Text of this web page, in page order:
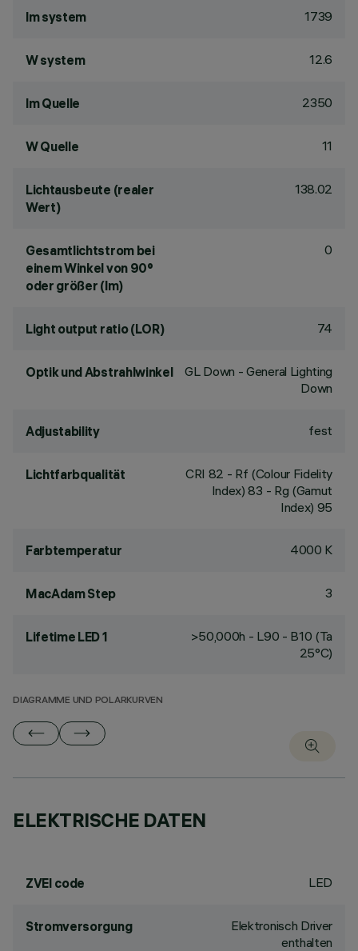
lm system 1739
W system 12.6
lm Quelle 2350
W Quelle 11
Lichtausbeute (realer
Wert)
138.02
Gesamtlichtstrom bei
einem Winkel von 90°
oder größer (lm)
0
Light output ratio (LOR) 74
Optik und Abstrahlwinkel
GL Down - General Lighting
Down
Adjustability fest
Lichtfarbqualität CRI 82 - Rf (Colour Fidelity
Index) 83 - Rg (Gamut
Index) 95
Farbtemperatur 4000 K
MacAdam Step 3
Lifetime LED 1
>50,000h - L90 - B10 (Ta
25°C)
DIAGRAMME UND POLARKURVEN
ELEKTRISCHE DATEN
ZVEI code LED
Stromversorgung
Elektronisch Driver
enthalten